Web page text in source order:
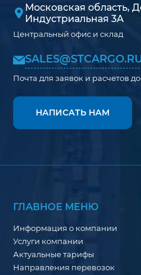
Московская область,
Индустриальная 3А
Центральный офис и склад
Почта для заявок и расчетов
НАПИСАТЬ НАМ
ГЛАВНОЕ МЕНЮ
Информация о компании
Услуги компании
Актуальные тарифы
Направления перевозок